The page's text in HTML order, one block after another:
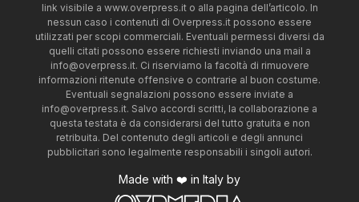
link visibile a www.overpress.it o alla pagina dell’articolo. In
nessun caso i contenuti di Overpress.it possono essere
utilizzati per scopi commerciali. Eventuali permessi diversi da
quelli citati possono essere richiesti inviando una mail a
info@overpress.it. Ci riserviamo la facoltà di rimuovere
informazioni ritenute offensive o contrarie al buon costume.
Eventuali segnalazioni possono essere inviate a
info@overpress.it. Salvo accordi scritti, la collaborazione a
questa testata è da considerarsi del tutto gratuita e non
retribuita. Del contenuto degli articoli e degli annunci
pubblicitari sono legalmente responsabili i singoli autori.
Made with ❤️ in Italy by